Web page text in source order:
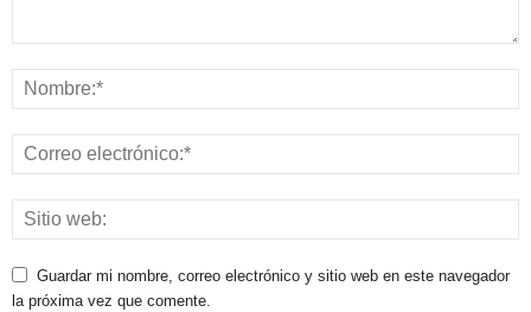
Guardar mi nombre, correo electrónico y sitio web en este navegador
la próxima vez que comente.